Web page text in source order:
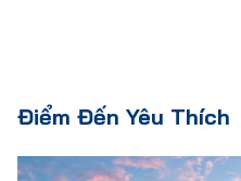
Điểm Đến Yêu Thích